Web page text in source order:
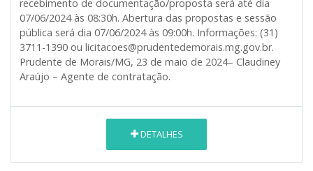
recebimento de documentação/proposta será até dia
07/06/2024 às 08:30h. Abertura das propostas e sessão
pública será dia 07/06/2024 às 09:00h. Informações: (31)
3711-1390 ou licitacoes@prudentedemorais.mg.gov.br.
Prudente de Morais/MG, 23 de maio de 2024– Claudiney
Araújo – Agente de contratação.
DETALHES